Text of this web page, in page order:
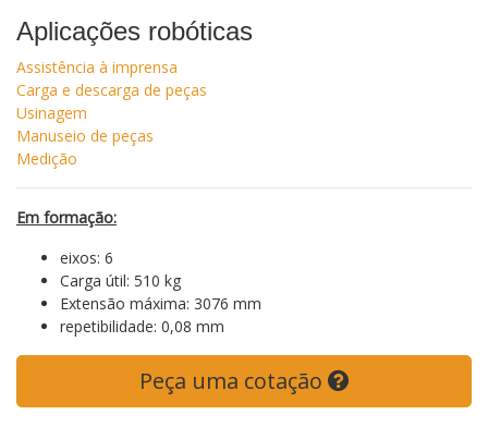
Aplicações robóticas
Assistência à imprensa
Carga e descarga de peças
Usinagem
Manuseio de peças
Medição
Em formação:
eixos: 6
Carga útil: 510 kg
Extensão máxima: 3076 mm
repetibilidade: 0,08 mm
Peça uma cotação